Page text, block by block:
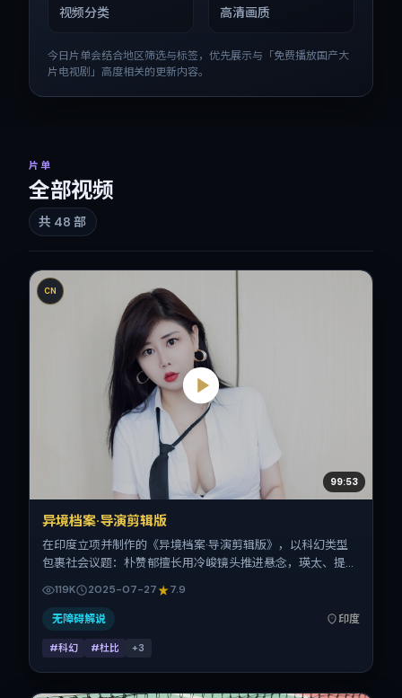
视频分类 高清画质
今日片单会结合地区筛选与标签，优先展示与「免费播放国产大
片电视剧 」高度相关的更新内容。
片单
全部视频
共 48 部
CN
99:53
异境档案·导演剪辑版
在印度立项并制作的《异境档案·导演剪辑版》，以科幻类型
包裹社会议题：朴赞郁擅长用冷峻镜头推进悬念，瑛太、提莫
点之一。上映时间：2025-07-27；片长174分钟；适合关注
现实质感与类型片结构的观众。
119K 2025-07-27 7.9
无障碍解说 印度
#科幻 #杜比 +3